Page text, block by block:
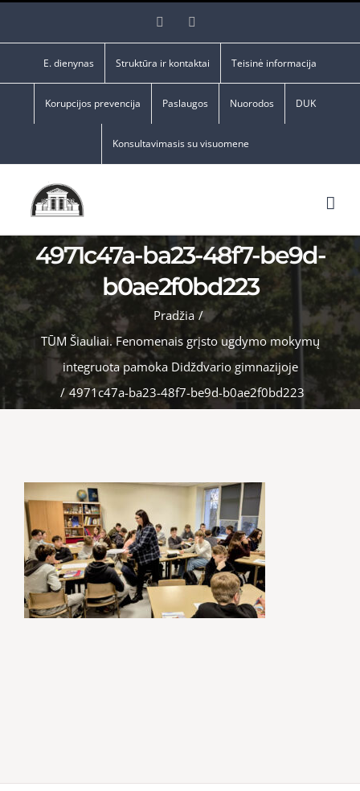
Facebook
E. dienynas Struktūra ir kontaktai Teisinė informacija
Korupcijos prevencija Paslaugos Nuorodos DUK
Konsultavimasis su visuomene
4971c47a-ba23-48f7-be9d-
b0ae2f0bd223
Pradžia /
TŪM Šiauliai. Fenomenais grįsto ugdymo mokymų
integruota pamoka Didždvario gimnazijoje
/ 4971c47a-ba23-48f7-be9d-b0ae2f0bd223